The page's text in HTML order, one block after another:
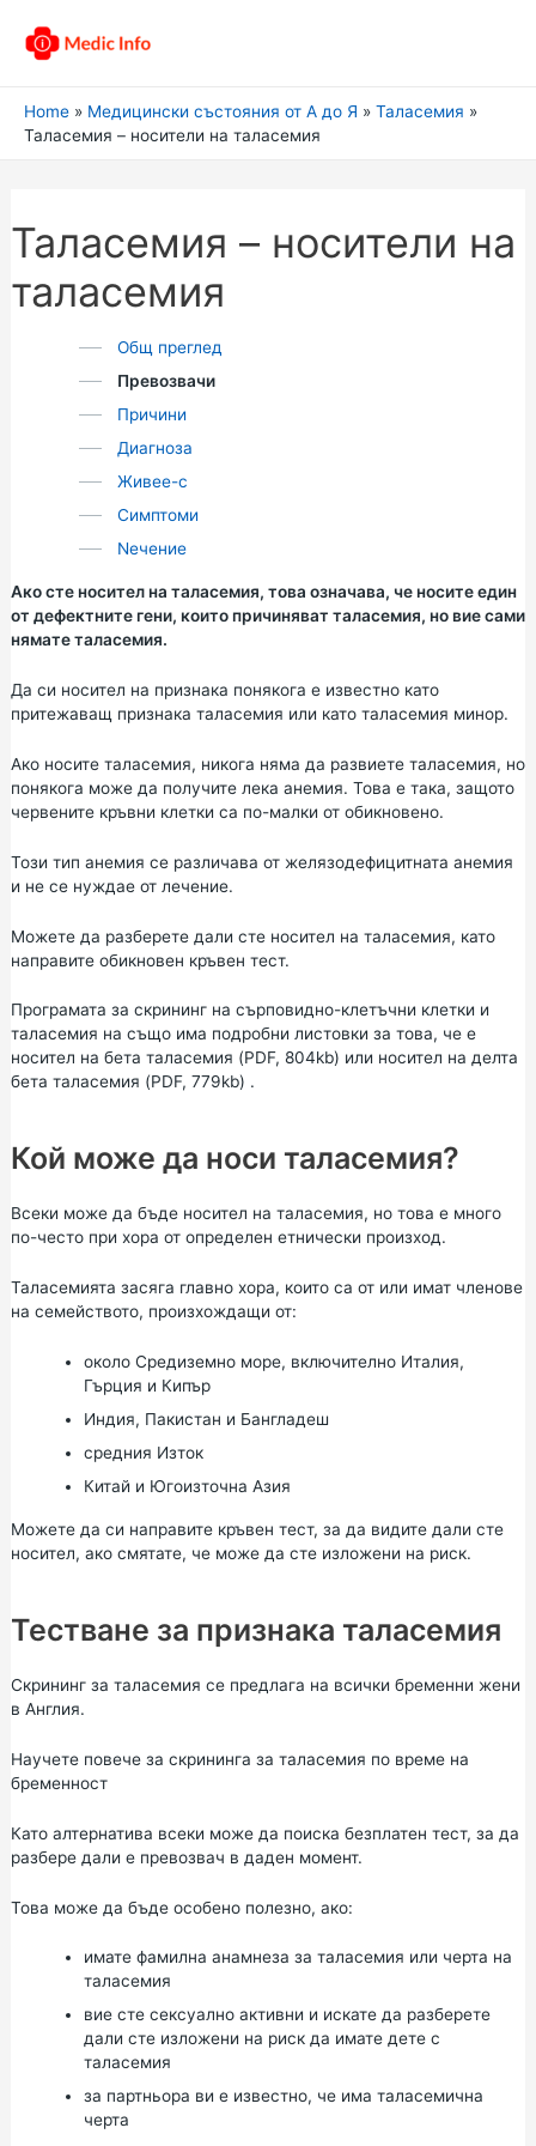
Home Медицински състояния от А до Я
Таласемия
Таласемия – носители на таласемия
Таласемия – носители на
таласемия
Общ преглед
Превозвачи
Причини
Диагноза
Живее-с
Симптоми
Nечение
Ако сте носител на таласемия, това означава, че носите един
от дефектните гени, които причиняват таласемия, но вие сами
нямате таласемия.
Да си носител на признака понякога е известно като
притежаващ признака таласемия или като таласемия минор.
Ако носите таласемия, никога няма да развиете таласемия, но
понякога може да получите лека анемия. Това е така, защото
червените кръвни клетки са по-малки от обикновено.
Този тип анемия се различава от желязодефицитната анемия
и не се нуждае от лечение.
Можете да разберете дали сте носител на таласемия, като
направите обикновен кръвен тест.
Програмата за скрининг на сърповидно-клетъчни клетки и
таласемия на също има подробни листовки за това, че е
носител на бета таласемия (PDF, 804kb) или носител на делта
бета таласемия (PDF, 779kb) .
Кой може да носи таласемия?
Всеки може да бъде носител на таласемия, но това е много
по-често при хора от определен етнически произход.
Таласемията засяга главно хора, които са от или имат членове
на семейството, произхождащи от:
около Средиземно море, включително Италия,
Гърция и Кипър
Индия, Пакистан и Бангладеш
средния Изток
Китай и Югоизточна Азия
Можете да си направите кръвен тест, за да видите дали сте
носител, ако смятате, че може да сте изложени на риск.
Тестване за признака таласемия
Скрининг за таласемия се предлага на всички бременни жени
в Англия.
Научете повече за скрининга за таласемия по време на
бременност
Като алтернатива всеки може да поиска безплатен тест, за да
разбере дали е превозвач в даден момент.
Това може да бъде особено полезно, ако:
имате фамилна анамнеза за таласемия или черта на
таласемия
вие сте сексуално активни и искате да разберете
дали сте изложени на риск да имате дете с
таласемия
за партньора ви е известно, че има таласемична
черта